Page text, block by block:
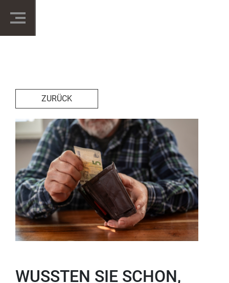
ZURÜCK
WUSSTEN SIE SCHON,